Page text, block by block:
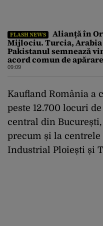
FLASH NEWS
Alianță în
Mijlociu. Turcia, Arabia
Pakistanul semnează
acord comun de apărare
09:09
Kaufland România a
peste 12.700 locuri
central din
precum și la centrele
Industrial Ploiești și